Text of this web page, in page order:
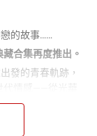
的故事……
合集再度推出。
發的青春軌跡，
，到家庭與夢想